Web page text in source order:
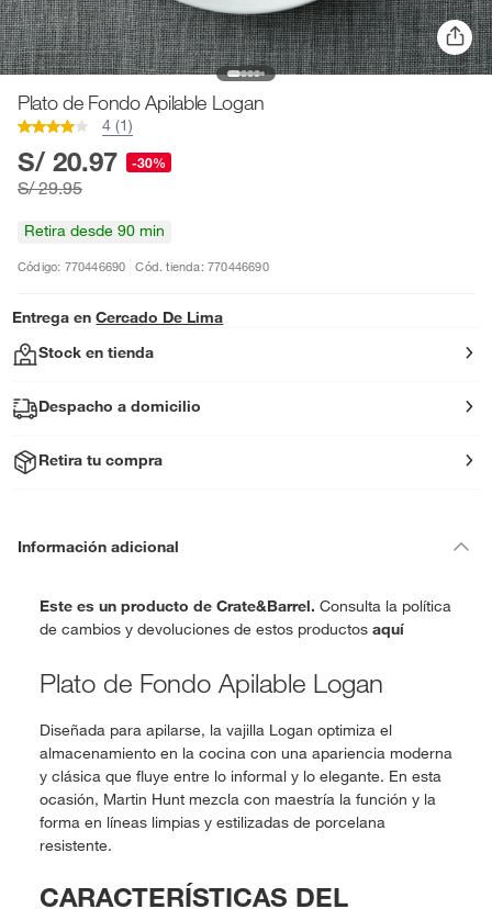
Plato de Fondo Apilable Logan
4 (1)
S/ 20.97 -30%
S/ 29.95
Retira desde 90 min
Código: 770446690 Cód. tienda: 770446690
Entrega en Cercado De Lima
Stock en tienda
Despacho a domicilio
Retira tu compra
Información adicional
Este es un producto de Crate&Barrel. Consulta la política
de cambios y devoluciones de estos productos aquí
Plato de Fondo Apilable Logan
Diseñada para apilarse, la vajilla Logan optimiza el
almacenamiento en la cocina con una apariencia moderna
y clásica que fluye entre lo informal y lo elegante. En esta
ocasión, Martin Hunt mezcla con maestría la función y la
forma en líneas limpias y estilizadas de porcelana
resistente.
CARACTERÍSTICAS DEL